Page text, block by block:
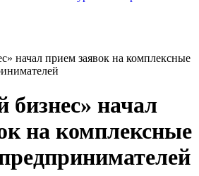
начал прием заявок на комплексные
начал
на комплексные